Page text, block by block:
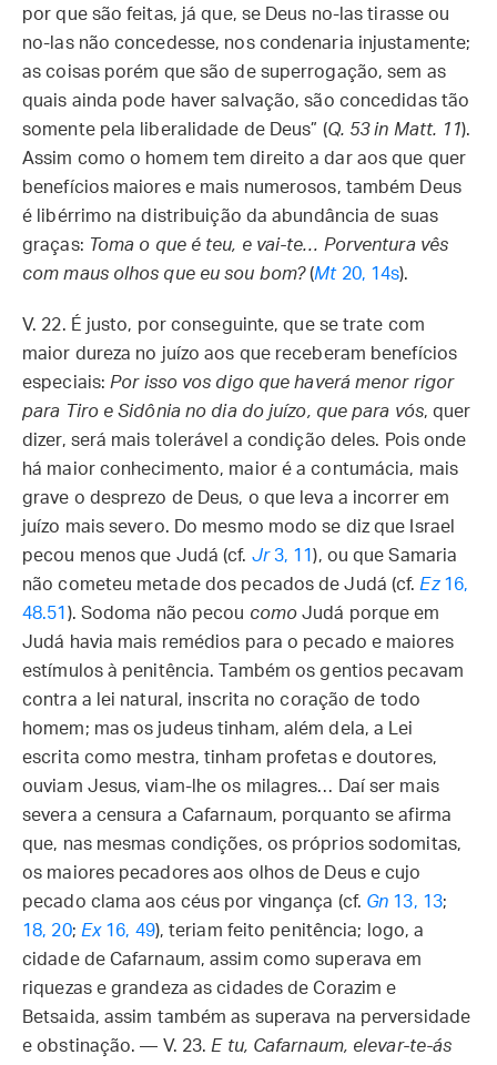
por que são feitas, já que, se Deus no-las tirasse ou
no-las não concedesse, nos condenaria injustamente;
as coisas porém que são de superrogação, sem as
quais ainda pode haver salvação, são concedidas tão
somente pela liberalidade de Deus” (Q. 53 in Matt. 11).
Assim como o homem tem direito a dar aos que quer
benefícios maiores e mais numerosos, também Deus
é libérrimo na distribuição da abundância de suas
graças: Toma o que é teu, e vai-te… Porventura vês
com maus olhos que eu sou bom?(Mt20, 14s).
V. 22. É justo, por conseguinte, que se trate com
maior dureza no juízo aos que receberam benefícios
especiais: Por isso vos digo que haverá menor rigor
para Tiro e Sidônia no dia do juízo, que para vós, quer
dizer, será mais tolerável a condição deles. Pois onde
há maior conhecimento, maior é a contumácia, mais
grave o desprezo de Deus, o que leva a incorrer em
juízo mais severo. Do mesmo modo se diz que Israel
pecou menos que Judá (cf. Jr3, 11), ou que Samaria
não cometeu metade dos pecados de Judá (cf. Ez16,
48.51 ). Sodoma não pecou comoJudá porque em
Judá havia mais remédios para o pecado e maiores
estímulos à penitência. Também os gentios pecavam
contra a lei natural, inscrita no coração de todo
homem; mas os judeus tinham, além dela, a Lei
escrita como mestra, tinham profetas e doutores,
ouviam Jesus, viam-lhe os milagres… Daí ser mais
severa a censura a Cafarnaum, porquanto se afirma
que, nas mesmas condições, os próprios sodomitas,
os maiores pecadores aos olhos de Deus e cujo
pecado clama aos céus por vingança (cf. Gn 13, 13;
18, 20; Ex16, 49), teriam feito penitência; logo, a
cidade de Cafarnaum, assim como superava em
riquezas e grandeza as cidades de Corazim e
Betsaida, assim também as superava na perversidade
e obstinação. — V. 23. E tu, Cafarnaum, elevar-te-ás